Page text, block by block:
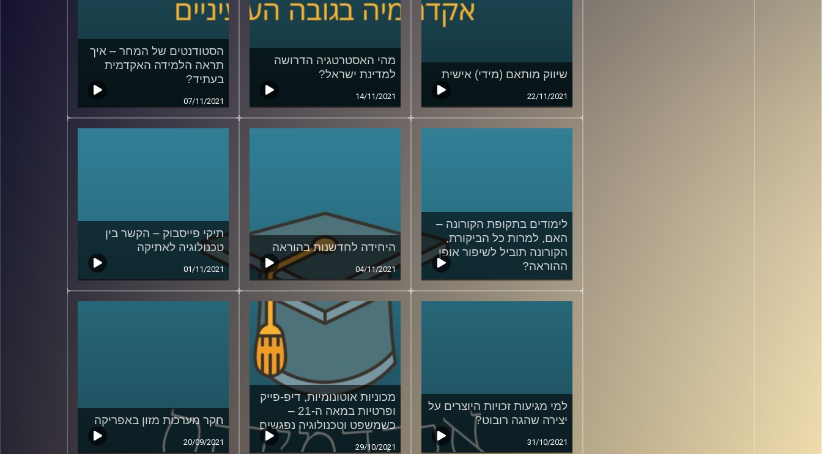
שיווק מותאם (מידי) אישית
22/11/2021
מהי האסטרטגיה הדרושה
למדינת ישראל?
14/11/2021
הסטודנטים של המחר – איך
תראה הלמידה האקדמית
בעתיד?
07/11/2021
לימודים בתקופת הקורונה –
האם, למרות כל הביקורת,
הקורונה תוביל לשיפור אופן
ההוראה?
05/11/2021
היחידה לחדשנות בהוראה
04/11/2021
תיקי פייסבוק – הקשר בין
טכנולוגיה לאתיקה
01/11/2021
למי מגיעות זכויות היוצרים על
יצירה שהגה רובוט?
31/10/2021
מכוניות אוטונומיות, דיפ-פייק
ופרטיות במאה ה-21 –
כשמשפט וטכנולוגיה נפגשים
29/10/2021
חקר מערכות מזון באפריקה
20/09/2021